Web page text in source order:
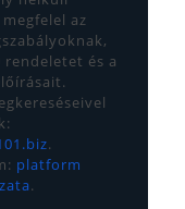
az
rendeletet és a
.
platform
.